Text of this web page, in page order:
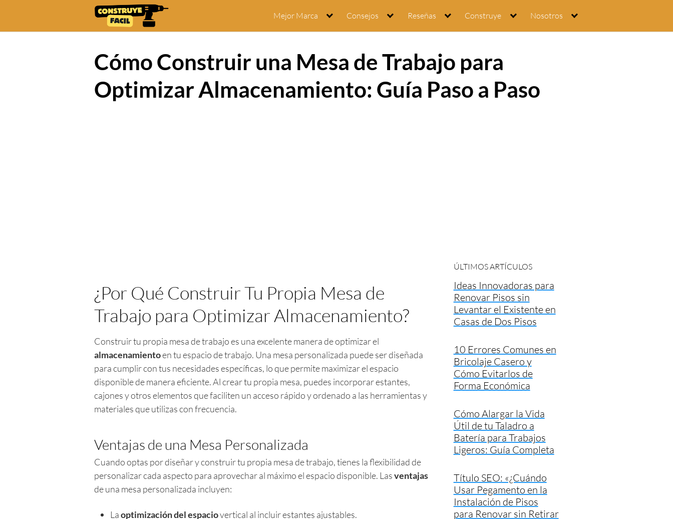
content
Mejor Marca Consejos Reseñas Construye Nosotros
Cómo Construir una Mesa de Trabajo para
Optimizar Almacenamiento: Guía Paso a Paso
¿Por Qué Construir Tu Propia Mesa de
Trabajo para Optimizar Almacenamiento?
Construir tu propia mesa de trabajo es una excelente manera de optimizar el
almacenamientoen tu espacio de trabajo. Una mesa personalizada puede ser diseñada
para cumplir con tus necesidades específicas, lo que permite maximizar el espacio
disponible de manera eficiente. Al crear tu propia mesa, puedes incorporar estantes,
cajones y otros elementos que faciliten un acceso rápido y ordenado a las herramientas y
materiales que utilizas con frecuencia.
Ventajas de una Mesa Personalizada
Cuando optas por diseñar y construir tu propia mesa de trabajo, tienes la flexibilidad de
personalizar cada aspecto para aprovechar al máximo el espacio disponible. Lasventajas
de una mesa personalizada incluyen:
Laoptimización del espaciovertical al incluir estantes ajustables.
ÚLTIMOS ARTÍCULOS
Ideas Innovadoras para
Renovar Pisos sin
Levantar el Existente en
Casas de Dos Pisos
10 Errores Comunes en
Bricolaje Casero y
Cómo Evitarlos de
Forma Económica
Cómo Alargar la Vida
Útil de tu Taladro a
Batería para Trabajos
Ligeros: Guía Completa
Título SEO: «¿Cuándo
Usar Pegamento en la
Instalación de Pisos
para Renovar sin Retirar